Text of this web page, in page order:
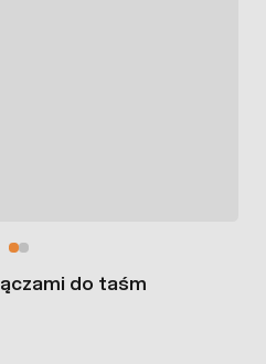
do taśm